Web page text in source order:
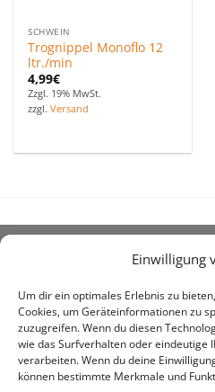
Einwilligung
Um dir ein optimales Erlebnis zu
Cookies, um Geräteinformationen zu
zuzugreifen. Wenn du diesen
wie das Surfverhalten oder eindeutige
verarbeiten. Wenn du deine
können bestimmte Merkmale und
SCHWEIN
Trognippel Monoflo 12
ltr./min
4,99€
Zzgl. 19% MwSt.
zzgl.Versand